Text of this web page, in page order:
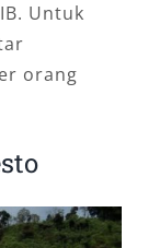
Untuk
orang